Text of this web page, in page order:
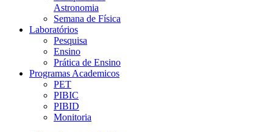
Astronomia
Semana de Física
Laboratórios
Pesquisa
Ensino
Prática de Ensino
Programas Academicos
PET
PIBIC
PIBID
Monitoria